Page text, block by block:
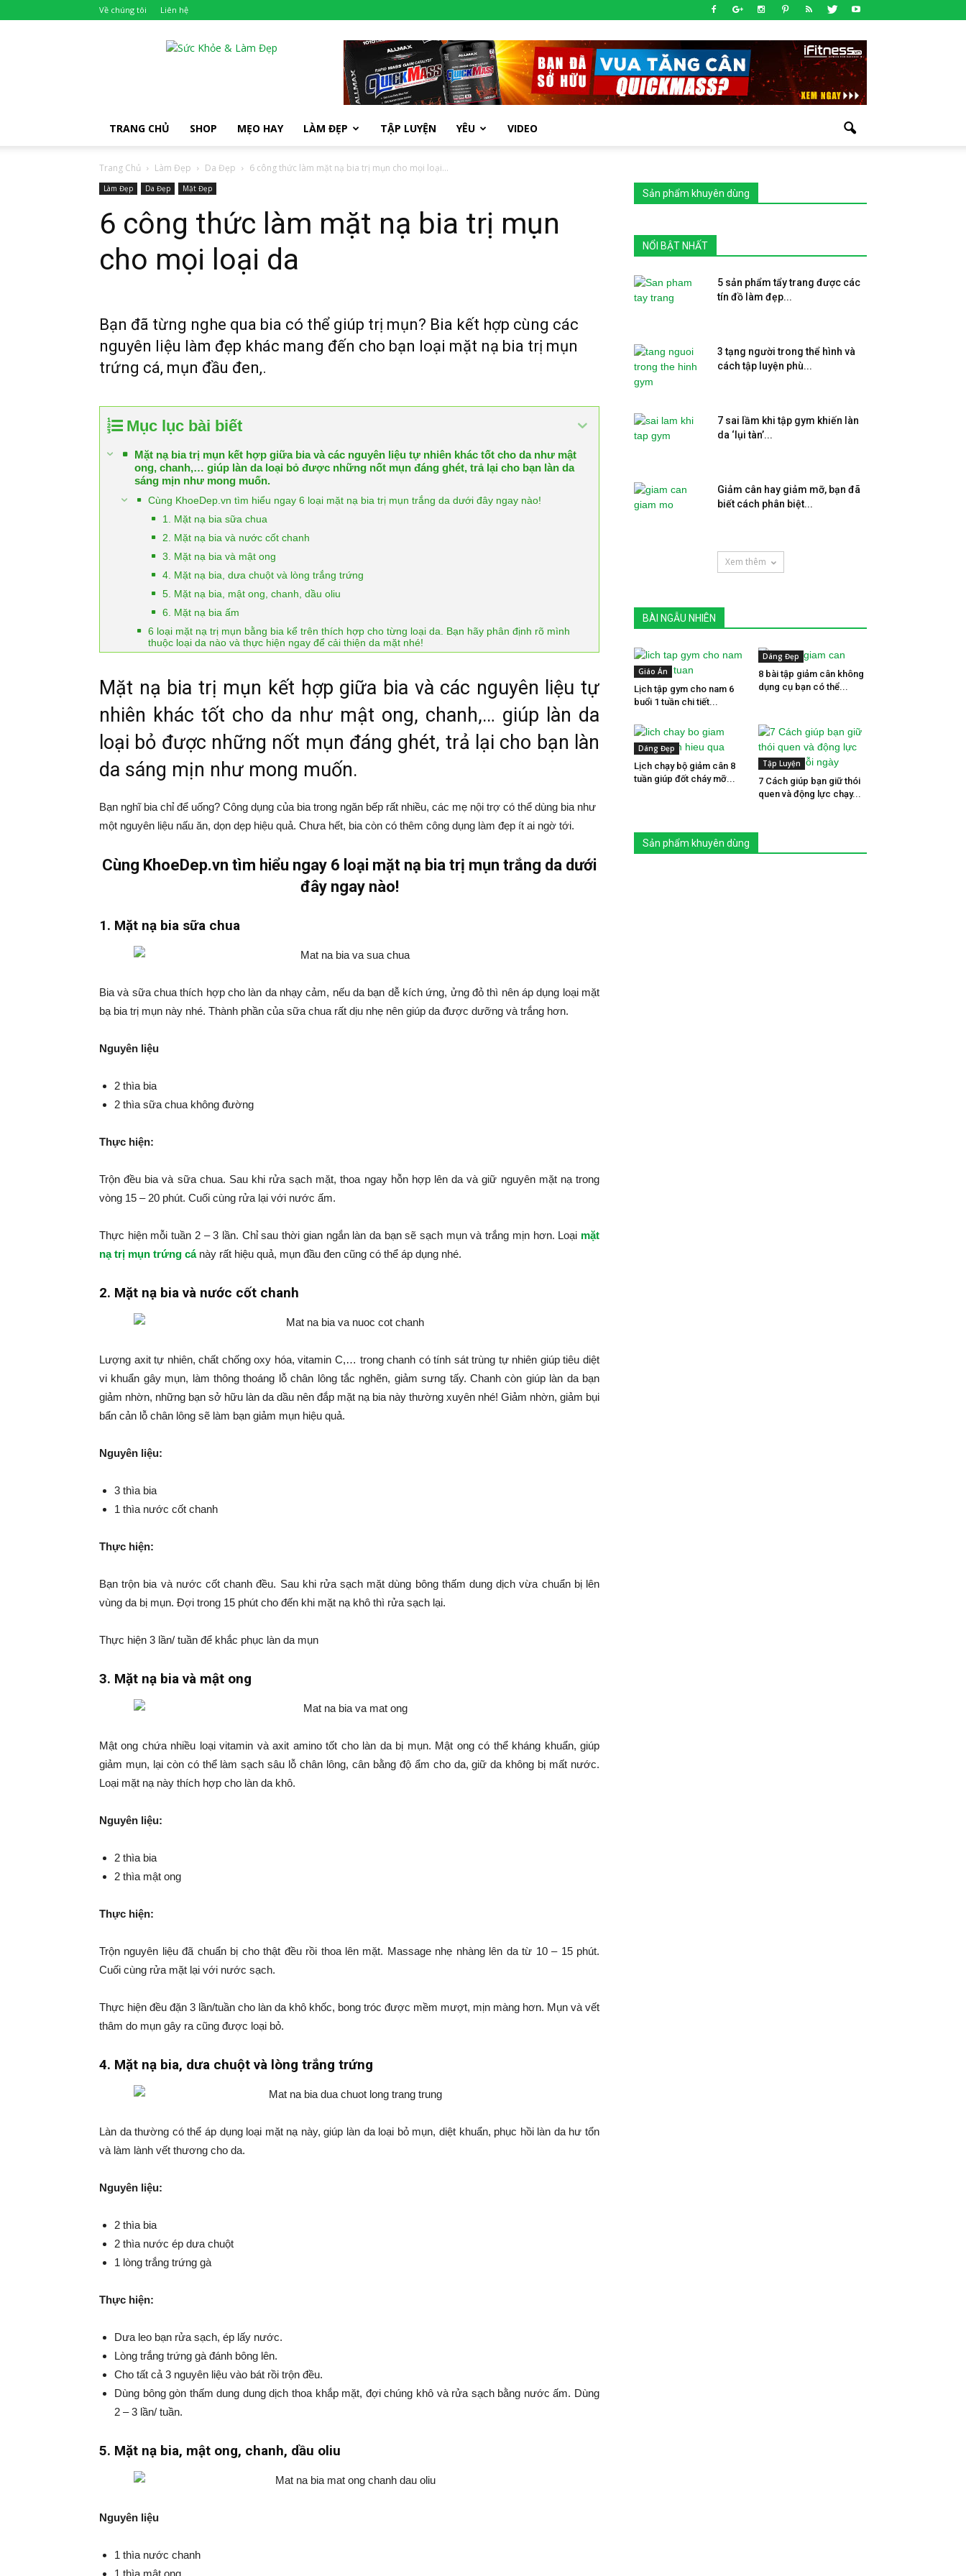
Về chúng tôi Liên hệ
TRANG CHỦ SHOP MẸO HAY LÀM ĐẸP TẬP LUYỆN YÊU VIDEO
Trang Chủ Làm Đẹp Da Đẹp 6 công thức làm mặt nạ bia trị mụn cho mọi loại...
Làm Đẹp Da Đẹp Mặt Đẹp
6 công thức làm mặt nạ bia trị mụn
cho mọi loại da
Bạn đã từng nghe qua bia có thể giúp trị mụn? Bia kết hợp cùng các
nguyên liệu làm đẹp khác mang đến cho bạn loại mặt nạ bia trị mụn
trứng cá, mụn đầu đen,.
Mục lục bài biết
Mặt nạ bia trị mụn kết hợp giữa bia và các nguyên liệu tự nhiên khác tốt cho da như mật
ong, chanh,… giúp làn da loại bỏ được những nốt mụn đáng ghét, trả lại cho bạn làn da
sáng mịn như mong muốn.
Cùng KhoeDep.vn tìm hiểu ngay 6 loại mặt nạ bia trị mụn trắng da dưới đây ngay nào!
1. Mặt nạ bia sữa chua
2. Mặt nạ bia và nước cốt chanh
3. Mặt nạ bia và mật ong
4. Mặt nạ bia, dưa chuột và lòng trắng trứng
5. Mặt nạ bia, mật ong, chanh, dầu oliu
6. Mặt nạ bia ấm
6 loại mặt nạ trị mụn bằng bia kể trên thích hợp cho từng loại da. Bạn hãy phân định rõ mình
thuộc loại da nào và thực hiện ngay để cải thiện da mặt nhé!
Mặt nạ bia trị mụn kết hợp giữa bia và các nguyên liệu tự
nhiên khác tốt cho da như mật ong, chanh,… giúp làn da
loại bỏ được những nốt mụn đáng ghét, trả lại cho bạn làn
da sáng mịn như mong muốn.
Bạn nghĩ bia chỉ để uống? Công dụng của bia trong ngăn bếp rất nhiều, các mẹ nội trợ có thể dùng bia như
một nguyên liệu nấu ăn, dọn dẹp hiệu quả. Chưa hết, bia còn có thêm công dụng làm đẹp ít ai ngờ tới.
Cùng KhoeDep.vn tìm hiểu ngay 6 loại mặt nạ bia trị mụn trắng da dưới
đây ngay nào!
1. Mặt nạ bia sữa chua
Bia và sữa chua thích hợp cho làn da nhạy cảm, nếu da bạn dễ kích ứng, ửng đỏ thì nên áp dụng loại mặt
bạ bia trị mụn này nhé. Thành phần của sữa chua rất dịu nhẹ nên giúp da được dưỡng và trắng hơn.
Nguyên liệu
2 thìa bia
2 thìa sữa chua không đường
Thực hiện:
Trộn đều bia và sữa chua. Sau khi rửa sạch mặt, thoa ngay hỗn hợp lên da và giữ nguyên mặt nạ trong
vòng 15 – 20 phút. Cuối cùng rửa lại với nước ấm.
Thực hiện mỗi tuần 2 – 3 lần. Chỉ sau thời gian ngắn làn da bạn sẽ sạch mụn và trắng mịn hơn. Loại mặt
nạ trị mụn trứng cánày rất hiệu quả, mụn đầu đen cũng có thể áp dụng nhé.
2. Mặt nạ bia và nước cốt chanh
Lượng axit tự nhiên, chất chống oxy hóa, vitamin C,… trong chanh có tính sát trùng tự nhiên giúp tiêu diệt
vi khuẩn gây mụn, làm thông thoáng lỗ chân lông tắc nghẽn, giảm sưng tấy. Chanh còn giúp làn da bạn
giảm nhờn, những bạn sở hữu làn da dầu nên đắp mặt nạ bia này thường xuyên nhé! Giảm nhờn, giảm bụi
bẩn cản lỗ chân lông sẽ làm bạn giảm mụn hiệu quả.
Nguyên liệu:
3 thìa bia
1 thìa nước cốt chanh
Thực hiện:
Bạn trộn bia và nước cốt chanh đều. Sau khi rửa sạch mặt dùng bông thấm dung dịch vừa chuẩn bị lên
vùng da bị mụn. Đợi trong 15 phút cho đến khi mặt nạ khô thì rửa sạch lại.
Thực hiện 3 lần/ tuần để khắc phục làn da mụn
3. Mặt nạ bia và mật ong
Mật ong chứa nhiều loại vitamin và axit amino tốt cho làn da bị mụn. Mật ong có thể kháng khuẩn, giúp
giảm mụn, lại còn có thể làm sạch sâu lỗ chân lông, cân bằng độ ẩm cho da, giữ da không bị mất nước.
Loại mặt nạ này thích hợp cho làn da khô.
Nguyên liệu:
2 thìa bia
2 thìa mật ong
Thực hiện:
Trộn nguyên liệu đã chuẩn bị cho thật đều rồi thoa lên mặt. Massage nhẹ nhàng lên da từ 10 – 15 phút.
Cuối cùng rửa mặt lại với nước sạch.
Thực hiện đều đặn 3 lần/tuần cho làn da khô khốc, bong tróc được mềm mượt, mịn màng hơn. Mụn và vết
thâm do mụn gây ra cũng được loại bỏ.
4. Mặt nạ bia, dưa chuột và lòng trắng trứng
Làn da thường có thể áp dụng loại mặt nạ này, giúp làn da loại bỏ mụn, diệt khuẩn, phục hồi làn da hư tổn
và làm lành vết thương cho da.
Nguyên liệu:
2 thìa bia
2 thìa nước ép dưa chuột
1 lòng trắng trứng gà
Thực hiện:
Dưa leo bạn rửa sạch, ép lấy nước.
Lòng trắng trứng gà đánh bông lên.
Cho tất cả 3 nguyên liệu vào bát rồi trộn đều.
Dùng bông gòn thấm dung dung dịch thoa khắp mặt, đợi chúng khô và rửa sạch bằng nước ấm. Dùng
2 – 3 lần/ tuần.
5. Mặt nạ bia, mật ong, chanh, dầu oliu
Nguyên liệu
1 thìa nước chanh
1 thìa mật ong
Sản phẩm khuyên dùng
NỔI BẬT NHẤT
5 sản phẩm tẩy trang được các
tín đồ làm đẹp...
3 tạng người trong thể hình và
cách tập luyện phù...
7 sai lầm khi tập gym khiến làn
da ‘lụi tàn’...
Giảm cân hay giảm mỡ, bạn đã
biết cách phân biệt...
Xem thêm
BÀI NGẪU NHIÊN
Giáo Án
Lịch tập gym cho nam 6
buổi 1 tuần chi tiết...
Dáng Đẹp
8 bài tập giảm cân không
dụng cụ bạn có thể...
Dáng Đẹp
Lịch chạy bộ giảm cân 8
tuần giúp đốt cháy mỡ...
Tập Luyện
7 Cách giúp bạn giữ thói
quen và động lực chạy...
Sản phẩm khuyên dùng